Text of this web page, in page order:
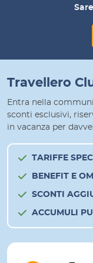
Travellero
Entra nella
sconti esclusivi,
in vacanza per
TARIFFE
BENEFIT E
SCONTI
ACCUMULI